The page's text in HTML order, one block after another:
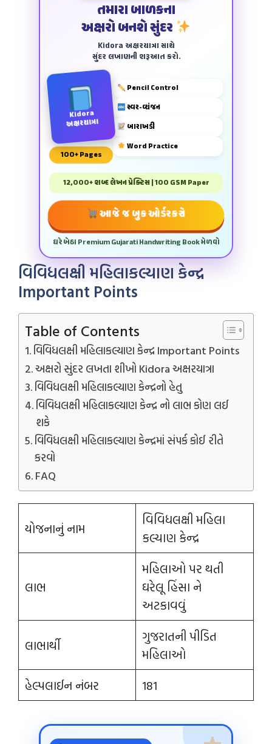
તમારા બાળકના
અક્ષરો બનશે સુંદર
Kidora અક્ષરયાત્રા સાથે
સુંદર લખાણની શરૂઆત કરો.
Kidora
અક્ષરયાત્રા
100+ Pages
Pencil Control
સ્વર-વ્યંજન
બારાખડી
Word Practice
12,000+ શબ્દ લેખન પ્રેક્ટિસ | 100 GSM Paper
આજે જ બુક ઓર્ડર કરો
ઘરે બેઠા Premium Gujarati Handwriting Book મેળવો
વિવિધલક્ષી મહિલાકલ્યાણ કેન્દ્ર
Important Points
Table of Contents
વિવિધલક્ષી મહિલાકલ્યાણ કેન્દ્ર Important Points
અક્ષરો સુંદર લખતા શીખો Kidora અક્ષરયાત્રા
વિવિધલક્ષી મહિલાકલ્યાણ કેન્દ્રનો હેતુ
વિવિધલક્ષી મહિલાકલ્યાણ કેન્દ્ર નો લાભ કોણ લઈ
શકે
વિવિધલક્ષી મહિલાકલ્યાણ કેન્દ્રમાં સંપર્ક કોઈ રીતે
કરવો
FAQ
યોજનાનું નામ
વિવિધલક્ષી મહિલા
કલ્યાણ કેન્દ્ર
લાભ
મહિલાઓ પર થતી
ઘરેલૂ હિંસા ને
અટકાવવું
લાભાર્થી
ગુજરાતની પીડિત
મહિલાઓ
હેલ્પલાઈન નંબર
181